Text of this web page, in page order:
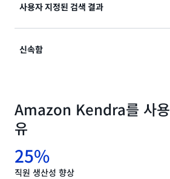
사용하여 매우 정확한 응답을 얻을 수
사용자 지정된 검색 결과
미세 조정할 수 있습니다.
신속함
Amazon Kendra를 사용
유
25%
직원 생산성 향상